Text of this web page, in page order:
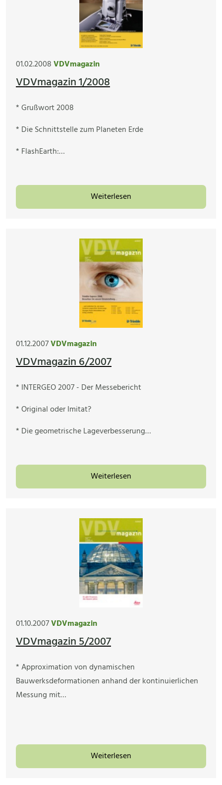
01.02.2008VDVmagazin
VDVmagazin 1/2008
* Grußwort 2008
* Die Schnittstelle zum Planeten Erde
* FlashEarth:…
Weiterlesen
01.12.2007VDVmagazin
VDVmagazin 6/2007
* INTERGEO 2007 - Der Messebericht
* Original oder Imitat?
* Die geometrische Lageverbesserung…
Weiterlesen
01.10.2007VDVmagazin
VDVmagazin 5/2007
* Approximation von dynamischen
Bauwerksdeformationen anhand der kontinuierlichen
Messung mit…
Weiterlesen